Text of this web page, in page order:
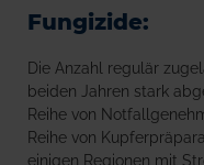
Fungizide:
Die Anzahl regulär
beiden Jahren stark
Reihe von
Reihe von
einigen Regionen mit